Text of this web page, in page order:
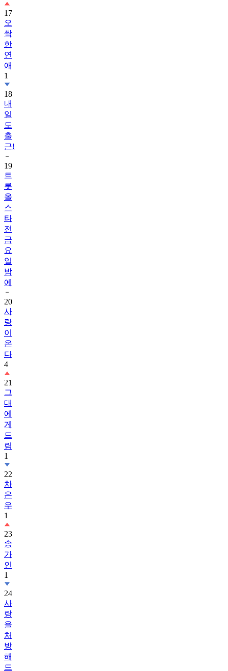
17
오
싹
한
연
애
1
18
내
일
도
출
근!
19
트
롯
올
스
타
전
금
요
일
밤
에
20
사
랑
이
온
다
4
21
그
대
에
게
드
림
1
22
차
은
우
1
23
송
가
인
1
24
사
랑
을
처
방
해
드